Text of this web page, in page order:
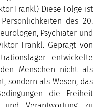
Frankl) Diese Folge ist
des 20.
Psychiater und
Frankl. Geprägt von
entwickelte
Menschen nicht als
sondern als Wesen, das
die Freiheit